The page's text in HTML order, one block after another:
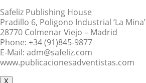
Safeliz Publishing House
Pradillo 6, Poligono Industrial ‘La Mina’
28770 Colmenar Viejo – Madrid
Phone: +34 (91)845-9877
E-Mail: adm@safeliz.com
www.publicacionesadventistas.com
X